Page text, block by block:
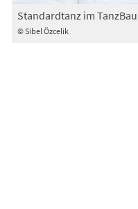
© Sibel Özcelik
Standardtanz im TanzBau